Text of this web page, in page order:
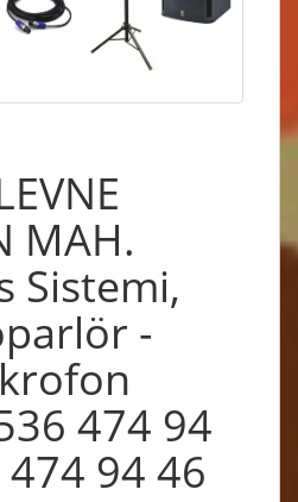
MAH.
Sistemi,
-
474 94
94 46